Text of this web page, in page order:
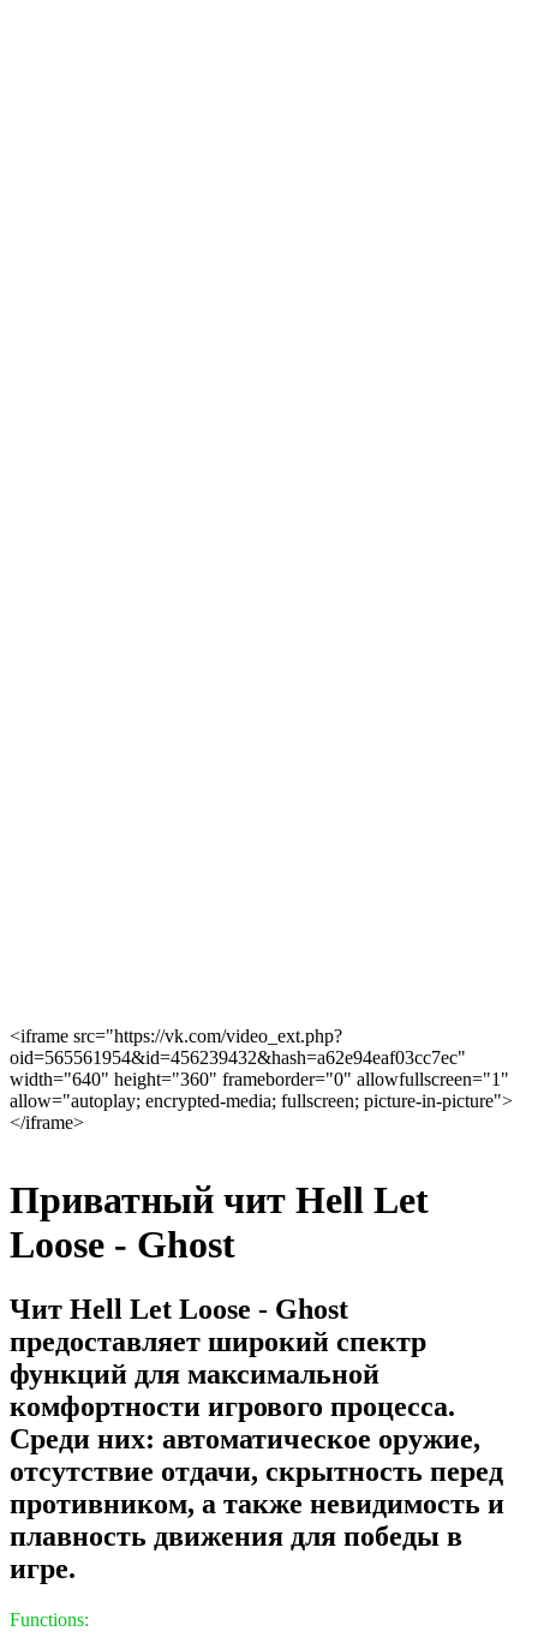
<iframe src="https://vk.com/video_ext.php?
oid=565561954&id=456239432&hash=a62e94eaf03cc7ec"
width="640" height="360" frameborder="0" allowfullscreen="1"
allow="autoplay; encrypted-media; fullscreen; picture-in-picture">
</iframe>
Приватный чит Hell Let
Loose - Ghost
Чит Hell Let Loose - Ghost
предоставляет широкий спектр
функций для максимальной
комфортности игрового процесса.
Среди них: автоматическое оружие,
отсутствие отдачи, скрытность перед
противником, а также невидимость и
плавность движения для победы в
игре.
Functions: